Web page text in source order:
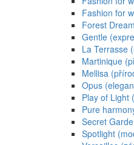
Fashion for
Forest
Gentle
La Terrasse
Martinique
Mellisa
Opus
Play of Light
Pure
Secret
Spotlight